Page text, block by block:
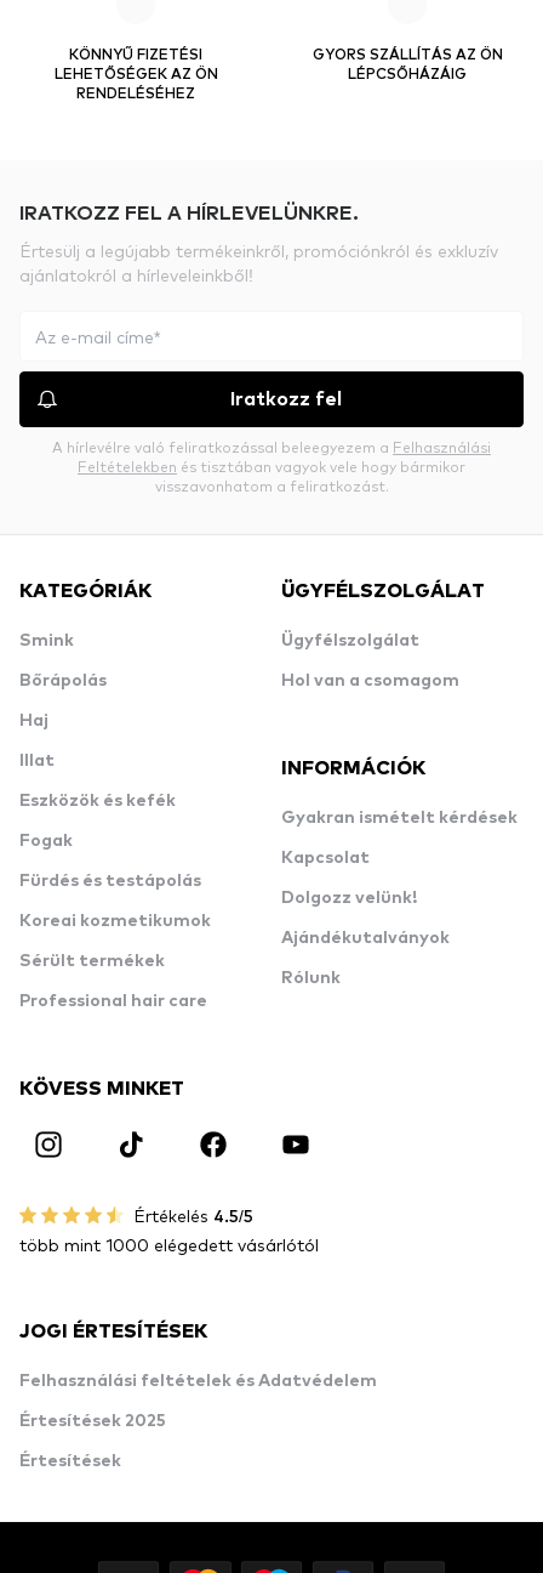
KÖNNYŰ FIZETÉSI
LEHETŐSÉGEK AZ ÖN
RENDELÉSÉHEZ
GYORS SZÁLLÍTÁS AZ ÖN
LÉPCSŐHÁZÁIG
IRATKOZZ FEL A HÍRLEVELÜNKRE.
Értesülj a legújabb termékeinkről, promóciónkról és exkluzív
ajánlatokról a hírleveleinkből!
Iratkozz fel
A hírlevélre való feliratkozással beleegyezem a Felhasználási
Feltételekben és tisztában vagyok vele hogy bármikor
visszavonhatom a feliratkozást.
KATEGÓRIÁK
Smink
Bőrápolás
Haj
Illat
Eszközök és kefék
Fogak
Fürdés és testápolás
Koreai kozmetikumok
Sérült termékek
Professional hair care
ÜGYFÉLSZOLGÁLAT
Ügyfélszolgálat
Hol van a csomagom
INFORMÁCIÓK
Gyakran ismételt kérdések
Kapcsolat
Dolgozz velünk!
Ajándékutalványok
Rólunk
KÖVESS MINKET
Értékelés 4.5/5
több mint 1000 elégedett vásárlótól
JOGI ÉRTESÍTÉSEK
Felhasználási feltételek és Adatvédelem
Értesítések 2025
Értesítések